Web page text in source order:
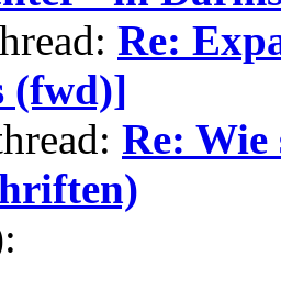
Re:
(fwd)]
Re: Wie